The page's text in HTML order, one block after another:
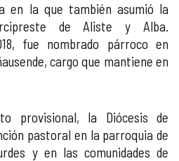
en la que también asumió la
de Aliste y Alba.
fue nombrado párroco en
cargo que mantiene en
provisional, la Diócesis de
pastoral en la parroquia de
y en las comunidades de